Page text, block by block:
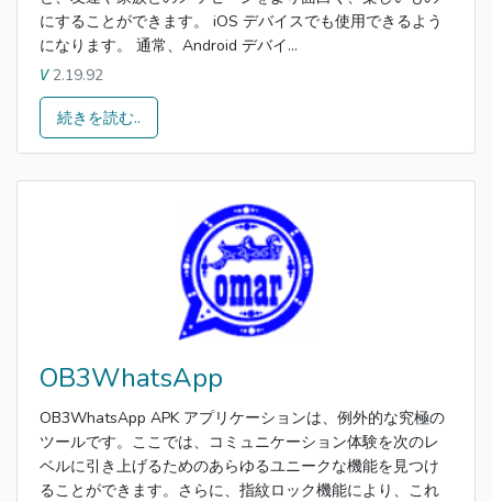
にすることができます。 iOS デバイスでも使用できるよう
になります。 通常、Android デバイ...
V2.19.92
続きを読む..
OB3WhatsApp
OB3WhatsApp APK アプリケーションは、例外的な究極の
ツールです。ここでは、コミュニケーション体験を次のレ
ベルに引き上げるためのあらゆるユニークな機能を見つけ
ることができます。さらに、指紋ロック機能により、これ